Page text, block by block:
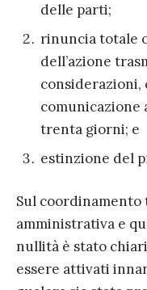
delle parti;
rinuncia totale
dell’azione
considerazioni,
comunicazione
trenta giorni; e
estinzione del
Sul
amministrativa e
nullità è stato
essere attivati